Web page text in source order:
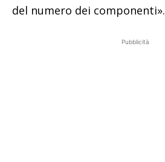
del numero dei componenti».
Pubblicità